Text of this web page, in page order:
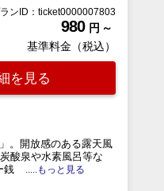
ンID：ticket0000007803
980 円 ～
基準料金（税込）
を見る
。開放感のある露天風
酸泉や水素風呂等な
銭
.....もっと見る